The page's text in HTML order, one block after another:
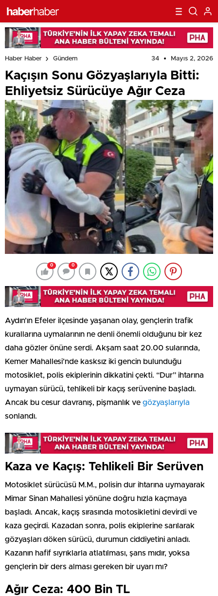
Haber Haber Gündem 34 Mayıs 2, 2026
Kaçışın Sonu Gözyaşlarıyla Bitti:
Ehliyetsiz Sürücüye Ağır Ceza
0 0
Aydın’ın Efeler ilçesinde yaşanan olay, gençlerin trafik
kurallarına uymalarının ne denli önemli olduğunu bir kez
daha gözler önüne serdi. Akşam saat 20.00 sularında,
Kemer Mahallesi’nde kasksız iki gencin bulunduğu
motosiklet, polis ekiplerinin dikkatini çekti. “Dur” ihtarına
uymayan sürücü, tehlikeli bir kaçış serüvenine başladı.
Ancak bu cesur davranış, pişmanlık ve gözyaşlarıyla
sonlandı.
Kaza ve Kaçış: Tehlikeli Bir Serüven
Motosiklet sürücüsü M.M., polisin dur ihtarına uymayarak
Mimar Sinan Mahallesi yönüne doğru hızla kaçmaya
başladı. Ancak, kaçış sırasında motosikletini devirdi ve
kaza geçirdi. Kazadan sonra, polis ekiplerine sarılarak
gözyaşları döken sürücü, durumun ciddiyetini anladı.
Kazanın hafif sıyrıklarla atlatılması, şans mıdır, yoksa
gençlerin bir ders alması gereken bir uyarı mı?
Ağır Ceza: 400 Bin TL